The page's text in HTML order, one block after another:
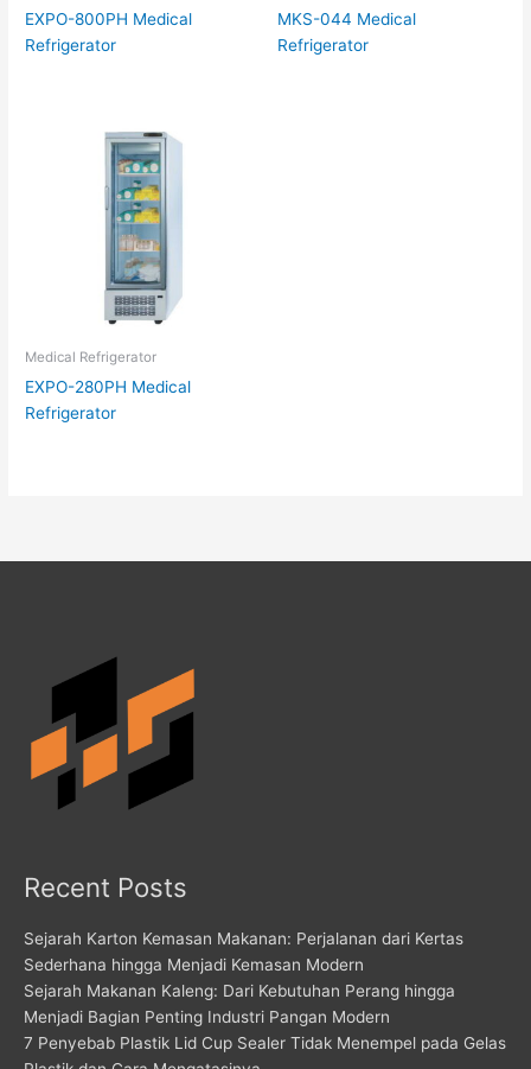
EXPO-800PH Medical
Refrigerator
MKS-044 Medical
Refrigerator
Medical Refrigerator
EXPO-280PH Medical
Refrigerator
Recent Posts
Sejarah Karton Kemasan Makanan: Perjalanan dari Kertas
Sederhana hingga Menjadi Kemasan Modern
Sejarah Makanan Kaleng: Dari Kebutuhan Perang hingga
Menjadi Bagian Penting Industri Pangan Modern
7 Penyebab Plastik Lid Cup Sealer Tidak Menempel pada Gelas